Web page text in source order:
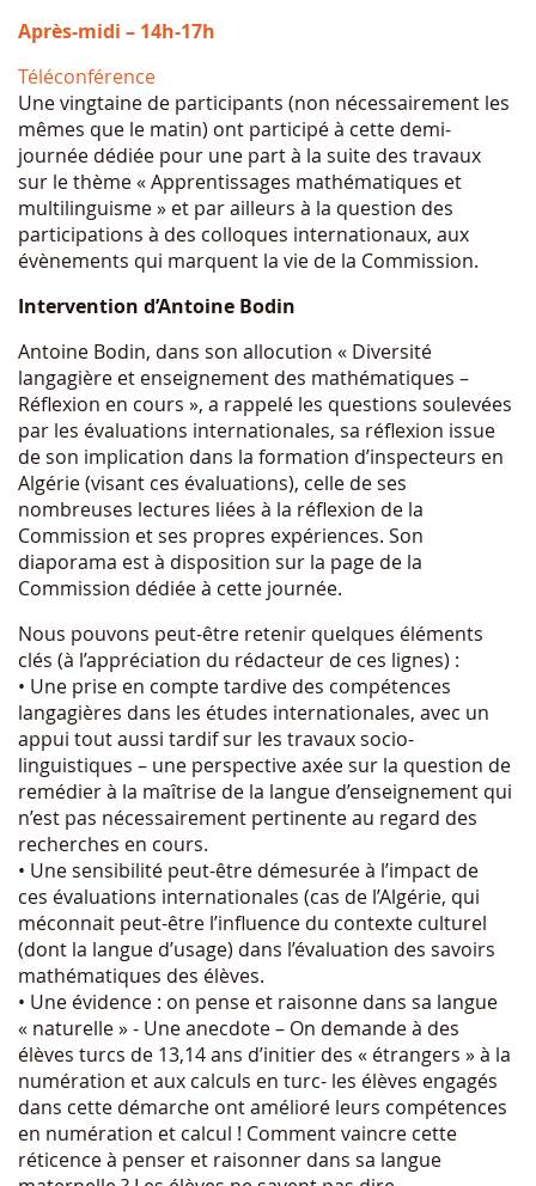
Après-midi – 14h-17h
Téléconférence
Une vingtaine de participants (non nécessairement les
mêmes que le matin) ont participé à cette demi-
journée dédiée pour une part à la suite des travaux
sur le thème « Apprentissages mathématiques et
multilinguisme » et par ailleurs à la question des
participations à des colloques internationaux, aux
évènements qui marquent la vie de la Commission.
Intervention d’Antoine Bodin
Antoine Bodin, dans son allocution « Diversité
langagière et enseignement des mathématiques –
Réflexion en cours », a rappelé les questions soulevées
par les évaluations internationales, sa réflexion issue
de son implication dans la formation d’inspecteurs en
Algérie (visant ces évaluations), celle de ses
nombreuses lectures liées à la réflexion de la
Commission et ses propres expériences. Son
diaporama est à disposition sur la page de la
Commission dédiée à cette journée.
Nous pouvons peut-être retenir quelques éléments
clés (à l’appréciation du rédacteur de ces lignes) :
• Une prise en compte tardive des compétences
langagières dans les études internationales, avec un
appui tout aussi tardif sur les travaux socio-
linguistiques – une perspective axée sur la question de
remédier à la maîtrise de la langue d’enseignement qui
n’est pas nécessairement pertinente au regard des
recherches en cours.
• Une sensibilité peut-être démesurée à l’impact de
ces évaluations internationales (cas de l’Algérie, qui
méconnait peut-être l’influence du contexte culturel
(dont la langue d’usage) dans l’évaluation des savoirs
mathématiques des élèves.
• Une évidence : on pense et raisonne dans sa langue
« naturelle » - Une anecdote – On demande à des
élèves turcs de 13,14 ans d’initier des « étrangers » à la
numération et aux calculs en turc- les élèves engagés
dans cette démarche ont amélioré leurs compétences
en numération et calcul ! Comment vaincre cette
réticence à penser et raisonner dans sa langue